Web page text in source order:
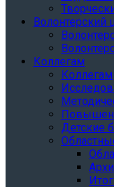
Волонтерский
Коллегам
Коллегам
Детские